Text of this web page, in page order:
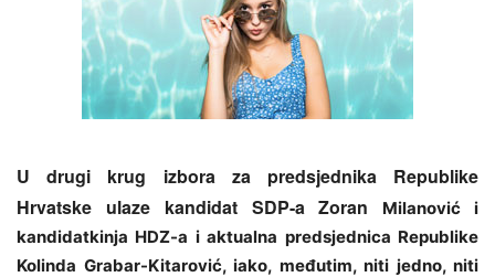
U drugi krug izbora za predsjednika Republike
Hrvatske ulaze kandidat SDP-a Zoran
Milanović i
kandidatkinja HDZ-a i aktualna predsjednica Republike
Kolinda Grabar-Kitarović, iako, međutim, niti jedno, niti